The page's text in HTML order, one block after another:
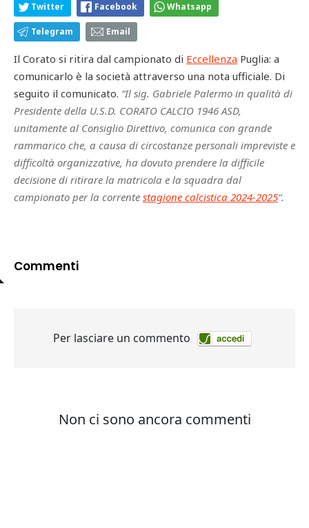
Twitter Facebook Whatsapp
Telegram Email
Il Corato si ritira dal campionato di Eccellenza Puglia: a
comunicarlo è la società attraverso una nota ufficiale. Di
seguito il comunicato. “Il sig. Gabriele Palermo in qualità di
Presidente della U.S.D. CORATO CALCIO 1946 ASD,
unitamente al Consiglio Direttivo, comunica con grande
rammarico che, a causa di circostanze personali impreviste e
difficoltà organizzative, ha dovuto prendere la difficile
decisione di ritirare la matricola e la squadra dal
campionato per la corrente stagione calcistica 2024-2025“.
Commenti